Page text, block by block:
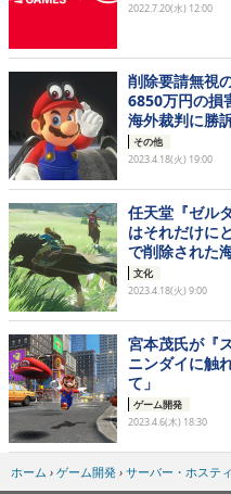
2022.7.20(水) 12:00
削除要請無視
6850万円の損
海外裁判に勝
その他
2023.4.18(火) 19:00
任天堂『ゼル
はそれだけに
で削除された
文化
2023.4.18(火) 9:00
宮本茂氏が『
ニンダイに触
て」
ゲーム開発
2023.4.6(木) 18:30
ホーム › ゲーム開発 › サーバー・ホステ